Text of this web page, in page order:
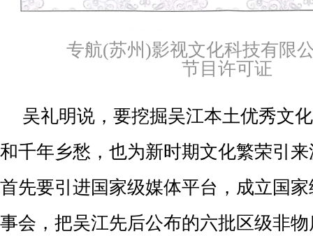
专航(苏州)影视文化科技有限
节目许可证
吴礼明说，要挖掘吴江本土优秀文
和千年乡愁，也为新时期文化繁荣引
首先要引进国家级媒体平台，成立国
事会，把吴江先后公布的六批区级非